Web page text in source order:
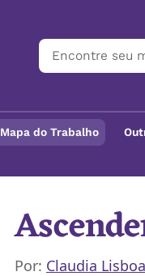
Mapa do Trabalho
Por: Claudia Lisboa